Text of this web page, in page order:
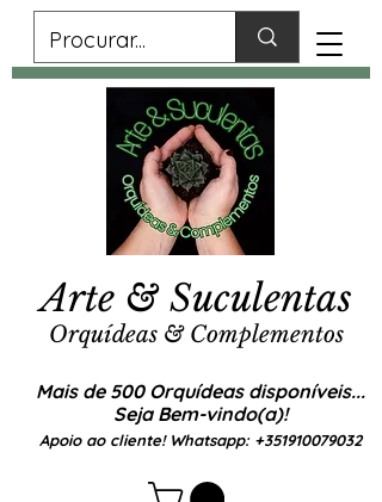
Mais de 500 Orquídeas disponíveis...
Seja Bem-vindo(a)!
Apoio ao cliente! Whatsapp: +351910079032
Arte & Suculentas
Orquídeas & Complementos